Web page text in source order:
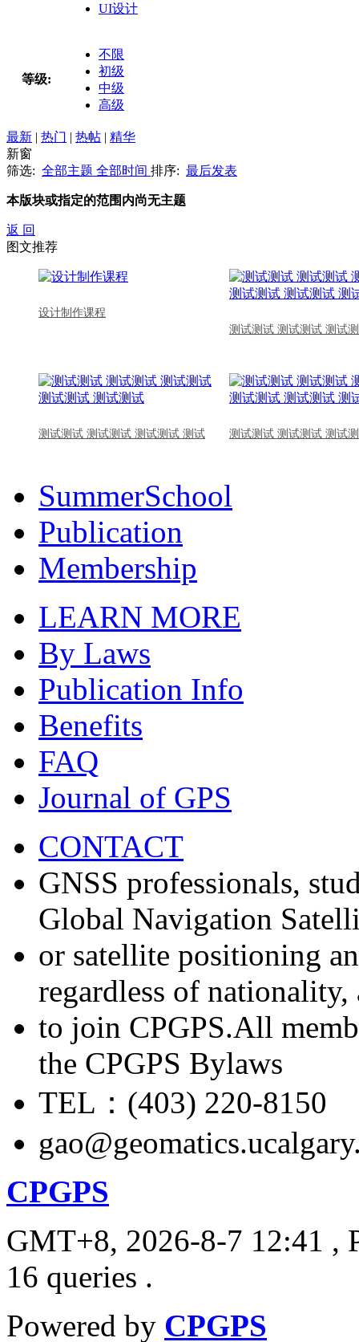
UI设计
等级:
不限
初级
中级
高级
最新 | 热门 | 热帖 | 精华
新窗
筛选: 全部主题 全部时间 排序: 最后发表
本版块或指定的范围内尚无主题
返 回
图文推荐
设计制作课程
测试测试 测试测试 测试
测试测试 测试测试 测试测试 测试 测试测试 测试测试 测试
SummerSchool
Publication
Membership
LEARN MORE
By Laws
Publication Info
Benefits
FAQ
Journal of GPS
CONTACT
GNSS professionals,
Global Navigation
or satellite positioning
regardless of nationality,
to join CPGPS.All
the CPGPS Bylaws
TEL：(403) 220-8150
CPGPS
GMT+8, 2026-8-7 12:41 ,
16 queries .
Powered by CPGPS